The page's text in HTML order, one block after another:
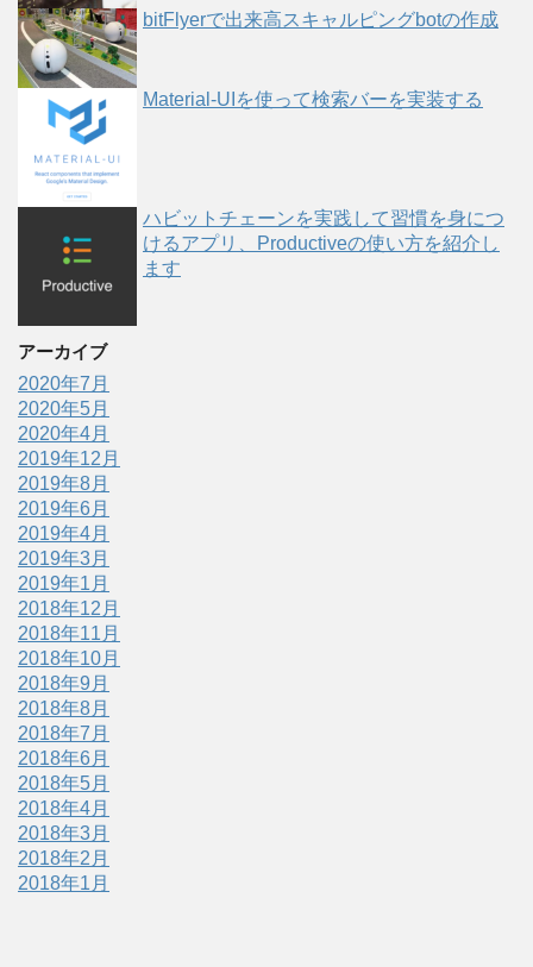
bitFlyerで出来高スキャルピングbotの作成
Material-UIを使って検索バーを実装する
ハビットチェーンを実践して習慣を身につ
けるアプリ、Productiveの使い方を紹介し
ます
アーカイブ
2020年7月
2020年5月
2020年4月
2019年12月
2019年8月
2019年6月
2019年4月
2019年3月
2019年1月
2018年12月
2018年11月
2018年10月
2018年9月
2018年8月
2018年7月
2018年6月
2018年5月
2018年4月
2018年3月
2018年2月
2018年1月